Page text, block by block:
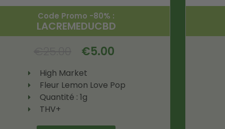
Code Promo -80% :
LACREMEDUCBD
€5.00
High Market
Fleur Lemon Love Pop
Quantité : 1g
THV+